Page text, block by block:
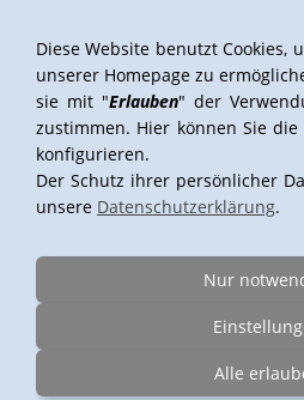
Navigation einblenden
Unsere Scanner und
3F
haben erfahren Sie hier.
Diese Website benutzt Cookies,
unserer Homepage zu
sie mit "Erlauben" der
zustimmen. Hier können Sie die
konfigurieren.
Der Schutz ihrer persönlicher
unsere Datenschutzerklärung.
Nur
Alle